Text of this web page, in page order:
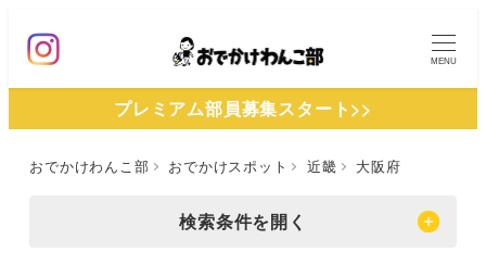
ン
MENU
プレミアム部員募集スタート>>
おでかけわんこ部 おでかけスポット 近畿 大阪府
検索条件を開く